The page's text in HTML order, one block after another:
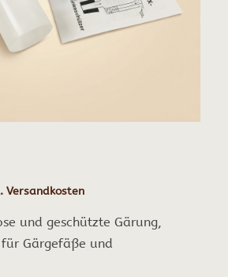
Versandkosten
und geschützte Gärung,
Gärgefäße und